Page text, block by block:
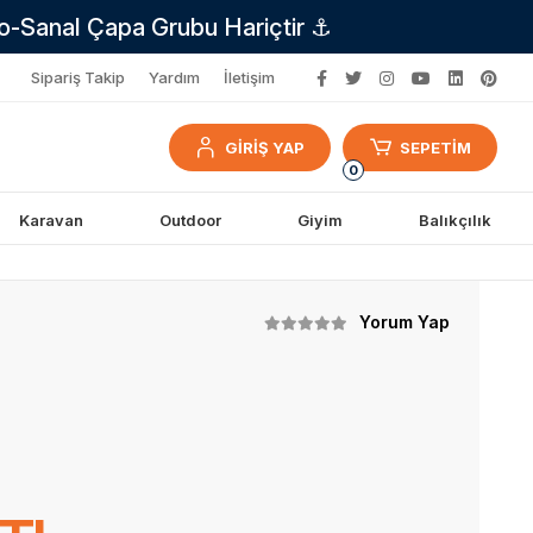
Sanal Çapa Grubu Hariçtir ⚓
Sipariş Takip Yardım İletişim
GİRİŞ YAP
0
SEPETİM
Karavan Outdoor Giyim Balıkçılık
Yorum Yap